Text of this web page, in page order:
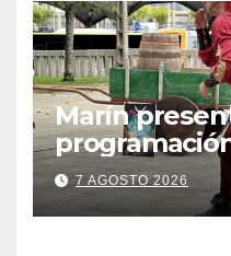
Marín
Festa
todos os
participación
7 AGOSTO 2026